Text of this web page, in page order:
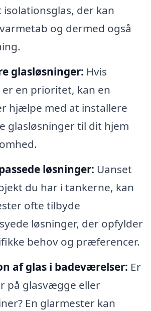
der kan
og dermed også
glasløsninger: Hvis
er en prioritet, kan en
hjælpe med at installere
glasløsninger til dit hjem
løsninger: Uanset
du har i tankerne, kan
ofte tilbyde
løsninger, der opfylder
behov og præferencer.
af glas i badeværelser: Er
på glasvægge eller
En glarmester kan